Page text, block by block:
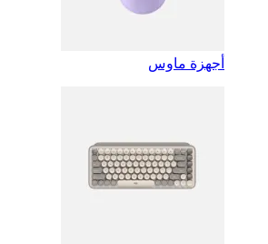
أجهزة ماوس